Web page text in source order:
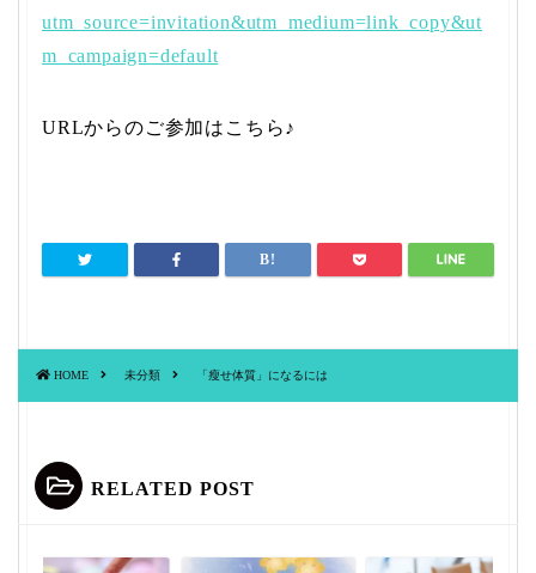
utm_source=invitation&utm_medium=link_copy&ut
m_campaign=default
URLからのご参加はこちら♪
HOME 未分類 「瘦せ体質」になるには
RELATED POST